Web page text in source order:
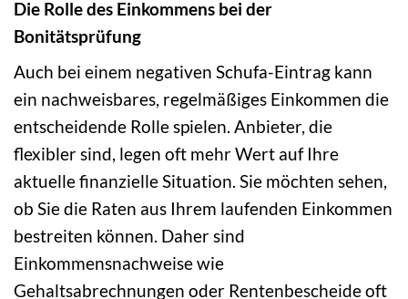
Die Rolle des Einkommens bei der
Bonitätsprüfung
Auch bei einem negativen Schufa-Eintrag kann
ein nachweisbares, regelmäßiges Einkommen die
entscheidende Rolle spielen. Anbieter, die
flexibler sind, legen oft mehr Wert auf Ihre
aktuelle finanzielle Situation. Sie möchten sehen,
ob Sie die Raten aus Ihrem laufenden Einkommen
bestreiten können. Daher sind
Einkommensnachweise wie
Gehaltsabrechnungen oder Rentenbescheide oft